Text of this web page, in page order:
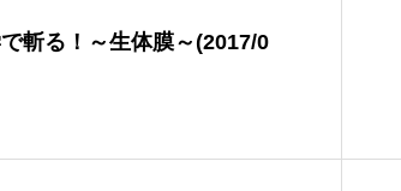
斬る！～生体膜～(2017/0